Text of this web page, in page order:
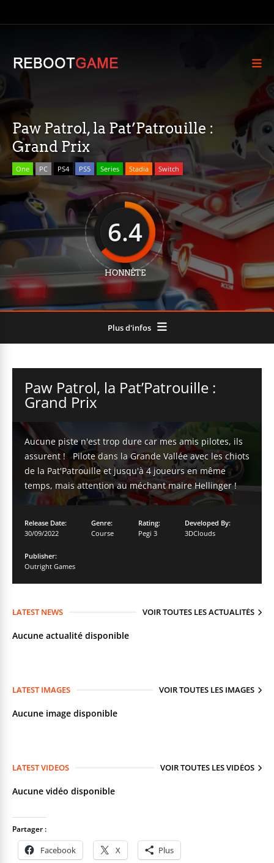
Paw Patrol, la Pat’Patrouille :
Grand Prix
One PC PS4 PS5 Series Stadia Switch
6.4
HONNÊTE
Plus d'infos
Paw Patrol, la Pat’Patrouille :
Grand Prix
Aucune piste n'est trop dure car mes amis pilotes, ils
assurent ! Pilote dans la Grande Vallée avec les chiots
de la Pat'Patrouille et jusqu'à 4 joueurs en même
temps, mais attention au méchant maire Hellinger !
Release Date:
30/09/2022
Genre:
Course
Rating:
Pegi 3
Developed By:
3DClouds
Publisher:
Outright Games
LATEST NEWS VOIR TOUTES LES ACTUALITÉS
Aucune actualité disponible
LATEST IMAGES VOIR TOUTES LES IMAGES
Aucune image disponible
LATEST VIDEOS VOIR TOUTES LES VIDÉOS
Aucune vidéo disponible
Partager :
Facebook X Plus